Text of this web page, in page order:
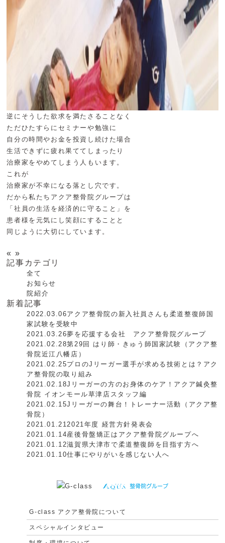
逆にそうした欲求を満たさることなく
ただひたすらにセミナーや勉強に
自分の時間やお金を投資し続けた場合
生活できずに疲れ果ててしまったり
治療家をやめてしまう人もいます。
これが
治療家が不幸になる落とし穴です。
だから私たちアクア整骨院グループは
「社員の生活を経済的に守ること」を
患者様を元気にし笑顔にすることと
同じように大切にしています。
« »
記事カテゴリ
全て
お知らせ
院紹介
新着記事
2022.03.06アクア整骨院の新入社員さんも柔道整復師国
家試験を受験中
2021.03.26夢を応援する会社 アクア整骨院グループ
2021.02.28第29回 はり師・きゅう師国家試験（アクア整
骨院近江八幡店）
2021.02.25プロのJリーガー選手が求める技術とは？アク
ア整骨院の取り組み
2021.02.18Jリーガーの方のお身体のケア！アクア鍼灸整
骨院 イオンモール草津店スタッフ編
2021.02.15Jリーガーの舞台！トレーナー活動（アクア整
骨院）
2021.01.212021年度 経営方針発表会
2021.01.14産後骨盤矯正はアクア整骨院グループへ
2021.01.12滋賀県大津市で柔道整復師を目指す方へ
2021.01.10仕事にやりがいを感じない人へ
G-class アクア整骨院について
スペシャルインタビュー